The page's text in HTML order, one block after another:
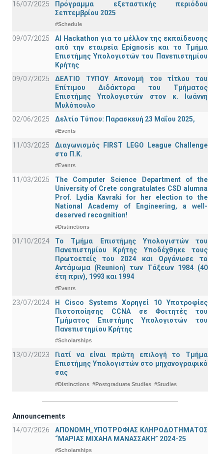
16/07/2025
Πρόγραμμα εξεταστικής περιόδου
Σεπτεμβρίου 2025
#Schedule
09/07/2025
AI Hackathon για το μέλλον της εκπαίδευσης
από την εταιρεία Epignosis και το Τμήμα
Επιστήμης Υπολογιστών του Πανεπιστημίου
Κρήτης
09/07/2025
ΔΕΛΤΙΟ ΤΥΠΟΥ Απονομή του τίτλου του
Επίτιμου Διδάκτορα του Τμήματος
Επιστήμης Υπολογιστών στον κ. Ιωάννη
Μυλόπουλο
02/06/2025
Δελτίο Τύπου: Παρασκευή 23 Μαΐου 2025,
#Events
11/03/2025
Διαγωνισμός FIRST LEGO League Challenge
στο Π.Κ.
#Events
11/03/2025
The Computer Science Department of the
University of Crete congratulates CSD alumna
Prof. Lydia Kavraki for her election to the
National Academy of Engineering, a well-
deserved recognition!
#Distinctions
01/10/2024
Το Τμήμα Επιστήμης Υπολογιστών του
Πανεπιστημίου Κρήτης Υποδέχθηκε τους
Πρωτοετείς του 2024 και Οργάνωσε το
Αντάμωμα (Reunion) των Τάξεων 1984 (40
έτη πριν), 1993 και 1994
#Events
23/07/2024
Η Cisco Systems Χορηγεί 10 Υποτροφίες
Πιστοποίησης CCNA σε Φοιτητές του
Τμήματος Επιστήμης Υπολογιστών του
Πανεπιστημίου Κρήτης
#Scholarships
13/07/2023
Γιατί να είναι πρώτη επιλογή το Τμήμα
Επιστήμης Υπολογιστών στο μηχανογραφικό
σας
#Distinctions #Postgraduate Studies #Studies
Announcements
14/07/2026
ΑΠΟΝΟΜΗ_ΥΠΟΤΡΟΦΙΑΣ ΚΛΗΡΟΔΟΤΗΜΑΤΟΣ
“ΜΑΡΙΑΣ ΜΙΧΑΗΛ ΜΑΝΑΣΣΑΚΗ” 2024-25
#Scholarships